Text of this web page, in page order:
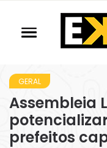
GERAL
Assembleia
prefeitos